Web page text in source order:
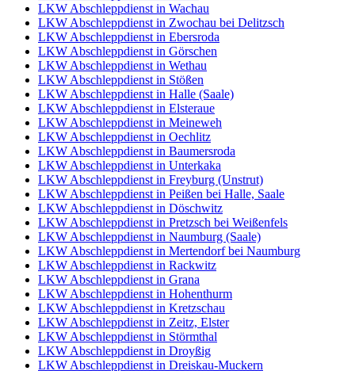
LKW Abschleppdienst in Wachau
LKW Abschleppdienst in Zwochau bei Delitzsch
LKW Abschleppdienst in Ebersroda
LKW Abschleppdienst in Görschen
LKW Abschleppdienst in Wethau
LKW Abschleppdienst in Stößen
LKW Abschleppdienst in Halle (Saale)
LKW Abschleppdienst in Elsteraue
LKW Abschleppdienst in Meineweh
LKW Abschleppdienst in Oechlitz
LKW Abschleppdienst in Baumersroda
LKW Abschleppdienst in Unterkaka
LKW Abschleppdienst in Freyburg (Unstrut)
LKW Abschleppdienst in Peißen bei Halle, Saale
LKW Abschleppdienst in Döschwitz
LKW Abschleppdienst in Pretzsch bei Weißenfels
LKW Abschleppdienst in Naumburg (Saale)
LKW Abschleppdienst in Mertendorf bei Naumburg
LKW Abschleppdienst in Rackwitz
LKW Abschleppdienst in Grana
LKW Abschleppdienst in Hohenthurm
LKW Abschleppdienst in Kretzschau
LKW Abschleppdienst in Zeitz, Elster
LKW Abschleppdienst in Störmthal
LKW Abschleppdienst in Droyßig
LKW Abschleppdienst in Dreiskau-Muckern